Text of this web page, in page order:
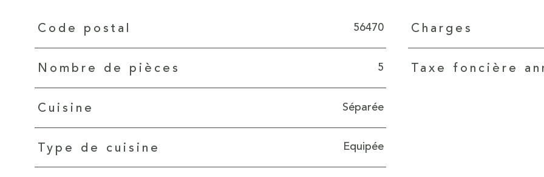
Caractéristiques Valeurs
Code postal 56470
Nombre de pièces 5
Cuisine Séparée
Type de cuisine Equipée
Caractéristiques
Charges
Taxe foncière